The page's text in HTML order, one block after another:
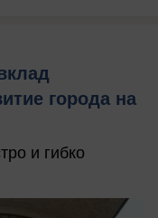
города на
и гибко